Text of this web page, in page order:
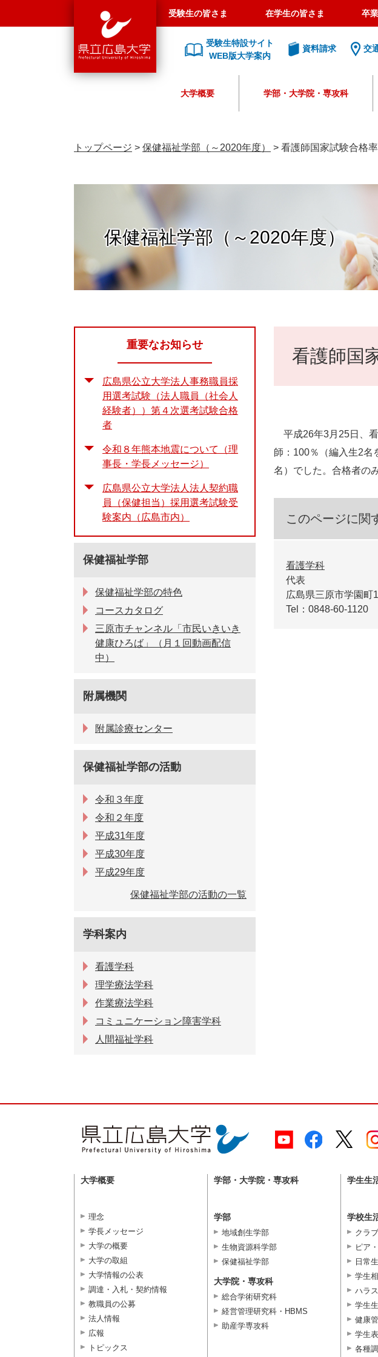
島
大
受験生の皆さま 在学生の皆さま 卒
受験生特設サイト
WEB版大学案内
資料請求 交
大学概要 学部・大学院・専攻科
トップページ > 保健福祉学部（～2020年度） > 看護師国家試験合格
保健福祉学部（～2020年度）
看護師国
平成26年3月25日、
師：100％（編入生2名
名）でした。合格者の
このページに関
看護学科
代表
広島県三原市学園町
Tel：0848-60-1120
重要なお知らせ
広島県公立大学法人事務職員採
用選考試験（法人職員（社会人
経験者））第４次選考試験合格
者
令和８年熊本地震について（理
事長・学長メッセージ）
広島県公立大学法人法人契約職
員（保健担当）採用選考試験受
験案内（広島市内）
保健福祉学部
保健福祉学部の特色
コースカタログ
三原市チャンネル「市民いきいき
健康ひろば」（月１回動画配信
中）
附属機関
附属診療センター
保健福祉学部の活動
令和３年度
令和２年度
平成31年度
平成30年度
平成29年度
保健福祉学部の活動の一覧
学科案内
看護学科
理学療法学科
作業療法学科
コミュニケーション障害学科
人間福祉学科
大学概要
理念
学長メッセージ
大学の概要
大学の取組
大学情報の公表
調達・入札・契約情報
教職員の公募
法人情報
広報
トピックス
学部・大学院・専攻科
学部
地域創生学部
生物資源科学部
保健福祉学部
大学院・専攻科
総合学術研究科
経営管理研究科・HBMS
助産学専攻科
学生生
学校生
クラ
ピア
日常
学生
ハラ
学生
健康
学生
各種